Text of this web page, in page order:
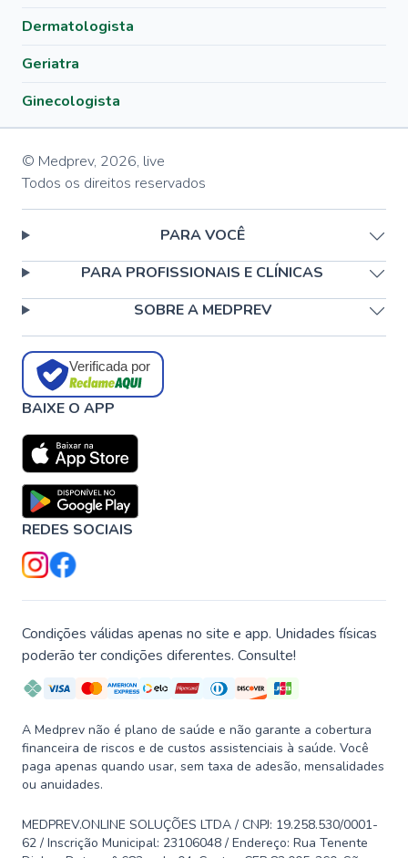
Dermatologista
Geriatra
Ginecologista
© Medprev, 2026, live
Todos os direitos reservados
PARA VOCÊ
PARA PROFISSIONAIS E CLÍNICAS
SOBRE A MEDPREV
Verificada por
BAIXE O APP
REDES SOCIAIS
Condições válidas apenas no site e app. Unidades físicas
poderão ter condições diferentes. Consulte!
A Medprev não é plano de saúde e não garante a cobertura
financeira de riscos e de custos assistenciais à saúde. Você
paga apenas quando usar, sem taxa de adesão, mensalidades
ou anuidades.
MEDPREV.ONLINE SOLUÇÕES LTDA / CNPJ: 19.258.530/0001-
62 / Inscrição Municipal: 23106048 / Endereço: Rua Tenente